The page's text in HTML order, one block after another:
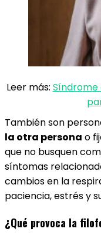
Leer más: Síndrome
También son
la otra persona o
que no busquen
síntomas
cambios en la
paciencia, estrés y
¿Qué provoca la